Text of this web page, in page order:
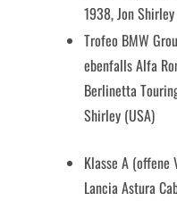
1938, Jon
Trofeo BMW
ebenfalls Alfa
Berlinetta
Shirley (USA)
Klasse A (offene
Lancia Astura